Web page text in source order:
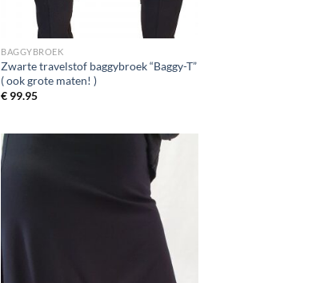
BAGGYBROEK
Zwarte travelstof baggybroek “Baggy-T”
( ook grote maten! )
€ 99.95
Toevoegen
wenslijst